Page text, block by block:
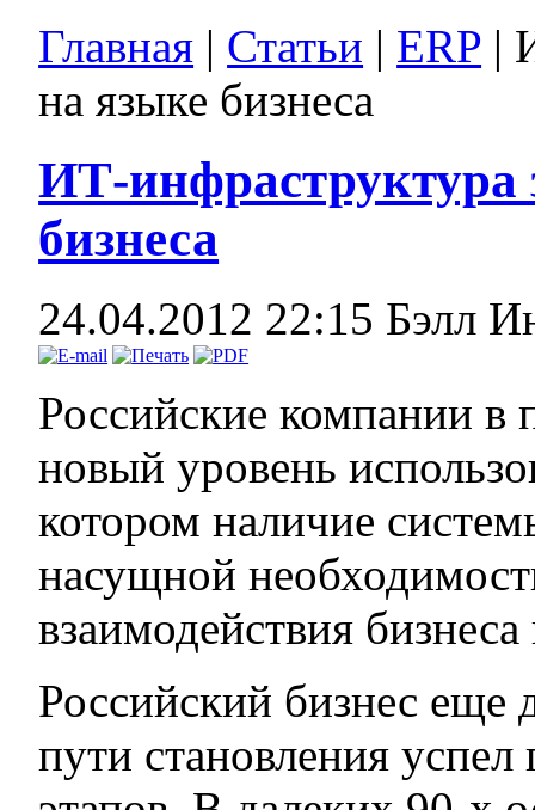
Главная | Статьи | ERP |
на языке бизнеса
ИТ-инфраструктура
бизнеса
24.04.2012 22:15 Бэлл
Российские компании в
новый уровень
котором наличие
насущной
взаимодействия
Российский бизнес еще
пути становления